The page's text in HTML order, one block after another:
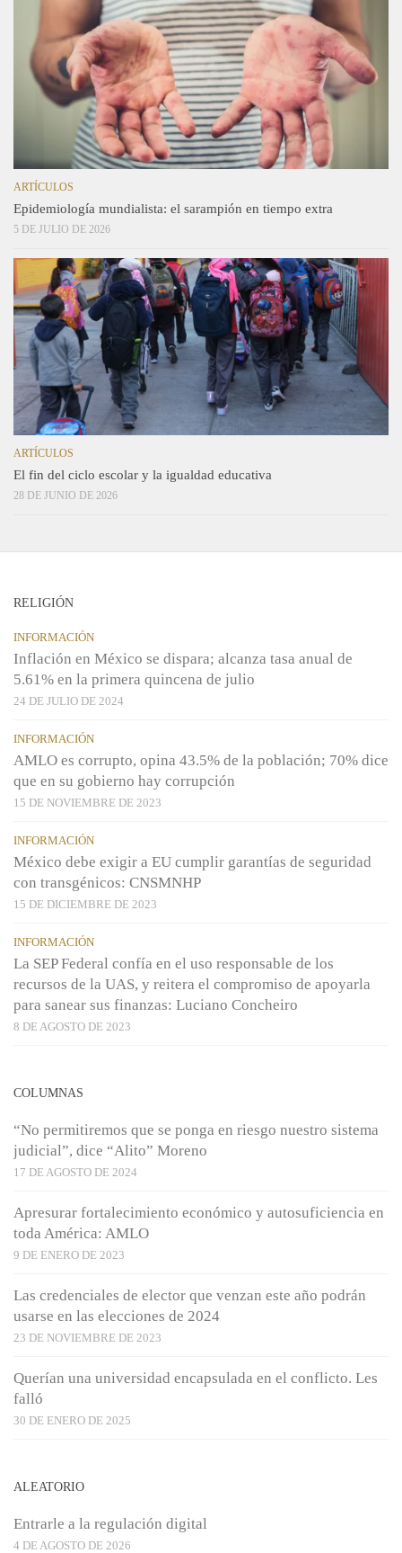
ARTÍCULOS
Epidemiología mundialista: el sarampión en tiempo extra
5 DE JULIO DE 2026
ARTÍCULOS
El fin del ciclo escolar y la igualdad educativa
28 DE JUNIO DE 2026
RELIGIÓN
INFORMACIÓN
Inflación en México se dispara; alcanza tasa anual de
5.61% en la primera quincena de julio
24 DE JULIO DE 2024
INFORMACIÓN
AMLO es corrupto, opina 43.5% de la población; 70% dice
que en su gobierno hay corrupción
15 DE NOVIEMBRE DE 2023
INFORMACIÓN
México debe exigir a EU cumplir garantías de seguridad
con transgénicos: CNSMNHP
15 DE DICIEMBRE DE 2023
INFORMACIÓN
La SEP Federal confía en el uso responsable de los
recursos de la UAS, y reitera el compromiso de apoyarla
para sanear sus finanzas: Luciano Concheiro
8 DE AGOSTO DE 2023
COLUMNAS
“No permitiremos que se ponga en riesgo nuestro sistema
judicial”, dice “Alito” Moreno
17 DE AGOSTO DE 2024
Apresurar fortalecimiento económico y autosuficiencia en
toda América: AMLO
9 DE ENERO DE 2023
Las credenciales de elector que venzan este año podrán
usarse en las elecciones de 2024
23 DE NOVIEMBRE DE 2023
Querían una universidad encapsulada en el conflicto. Les
falló
30 DE ENERO DE 2025
ALEATORIO
Entrarle a la regulación digital
4 DE AGOSTO DE 2026